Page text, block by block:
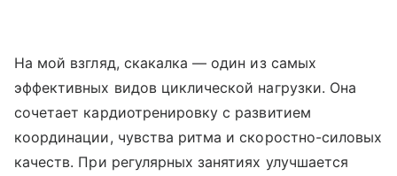
На мой взгляд, скакалка — один из самых
эффективных видов циклической нагрузки. Она
сочетает кардиотренировку с развитием
координации, чувства ритма и скоростно-силовых
качеств. При регулярных занятиях улучшается